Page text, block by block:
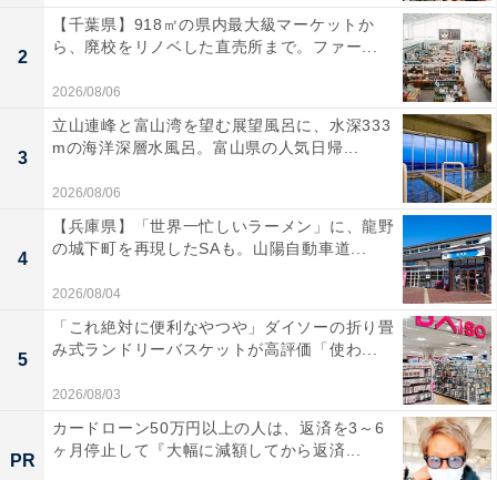
2
【千葉県】918㎡の県内最大級マーケットか
ら、廃校をリノベした直売所まで。ファー...
2026/08/06
3
立山連峰と富山湾を望む展望風呂に、水深333
mの海洋深層水風呂。富山県の人気日帰...
2026/08/06
4
【兵庫県】「世界一忙しいラーメン」に、龍野
の城下町を再現したSAも。山陽自動車道...
2026/08/04
5
「これ絶対に便利なやつや」ダイソーの折り畳
み式ランドリーバスケットが高評価「使わ...
2026/08/03
PR
カードローン50万円以上の人は、返済を3～6
ヶ月停止して『大幅に減額してから返済...